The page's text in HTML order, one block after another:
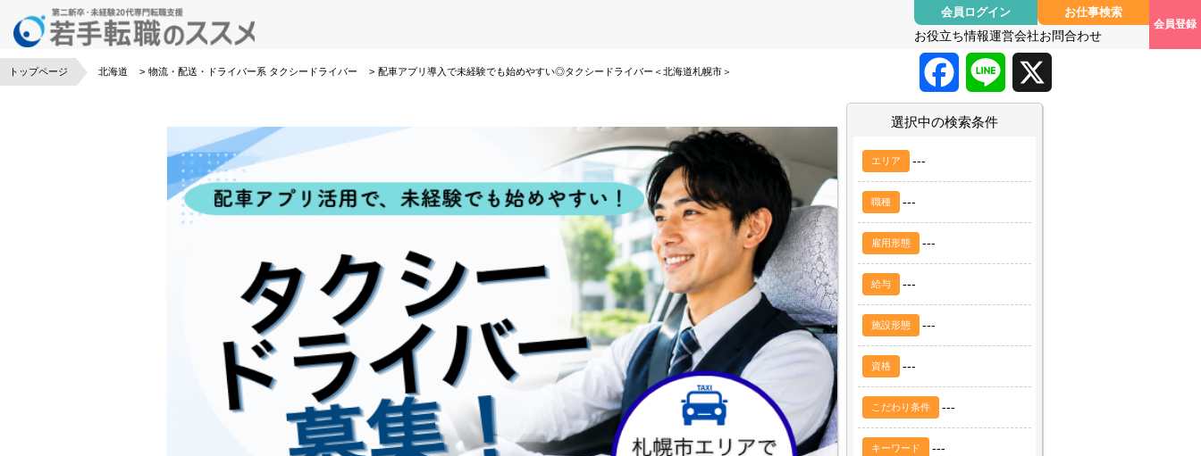
会員ログイン お仕事検索
お役立ち情報運営会社お問合わせ
会員登録
トップページ 北海道 物流・配送・ドライバー系 タクシードライバー 配車アプリ導入で未経験でも始めやすい◎タクシードライバー＜北海道札幌市＞
選択中の検索条件
エリア ---
職種 ---
雇用形態 ---
給与 ---
施設形態 ---
資格 ---
こだわり条件 ---
キーワード ---
o
o
k